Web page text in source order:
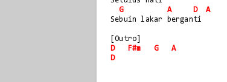
G
A D
A
Sebuin lakar berganti
[Outro]
D
F#m G
A
D